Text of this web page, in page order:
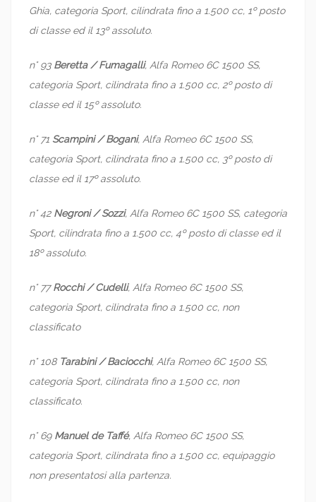
Ghia, categoria Sport, cilindrata fino a 1.500 cc, 1º posto
di classe ed il 13º assoluto.
n° 93 Beretta / Fumagalli, Alfa Romeo 6C 1500 SS,
categoria Sport, cilindrata fino a 1.500 cc, 2º posto di
classe ed il 15º assoluto.
n° 71 Scampini / Bogani, Alfa Romeo 6C 1500 SS,
categoria Sport, cilindrata fino a 1.500 cc, 3º posto di
classe ed il 17º assoluto.
n° 42 Negroni / Sozzi, Alfa Romeo 6C 1500 SS, categoria
Sport, cilindrata fino a 1.500 cc, 4º posto di classe ed il
18º assoluto.
n° 77Rocchi / Cudelli, Alfa Romeo 6C 1500 SS,
categoria Sport, cilindrata fino a 1.500 cc, non
classificato
n° 108 Tarabini / Baciocchi, Alfa Romeo 6C 1500 SS,
categoria Sport, cilindrata fino a 1.500 cc, non
classificato.
n° 69 Manuel de Taffé, Alfa Romeo 6C 1500 SS,
categoria Sport, cilindrata fino a 1.500 cc, equipaggio
non presentatosi alla partenza.